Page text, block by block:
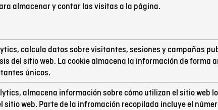
almacenar y contar las visitas a la página.
calcula datos sobre visitantes, sesiones y campañas
del sitio web. La cookie almacena la información de forma
únicos.
almacena información sobre cómo utilizan el sitio web
web. Parte de la infromación recopilada incluye el